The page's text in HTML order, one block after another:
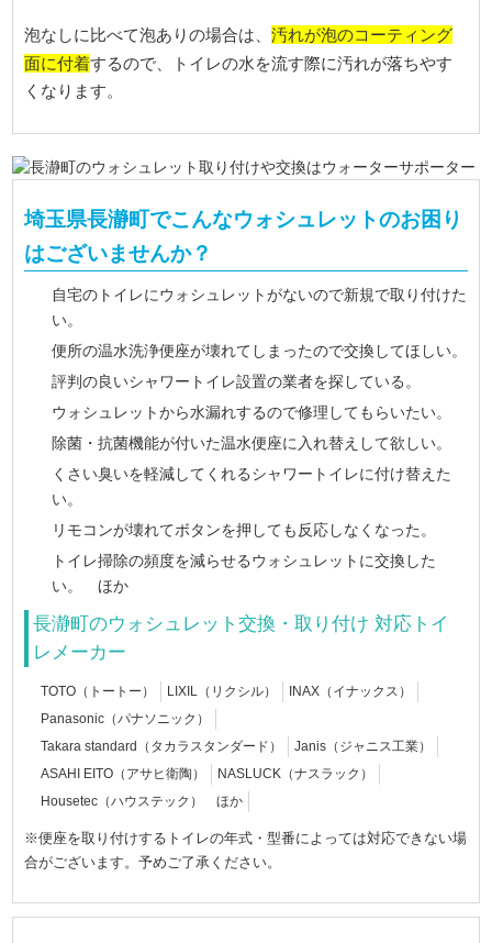
泡なしに比べて泡ありの場合は、汚れが泡のコーティング
面に付着するので、トイレの水を流す際に汚れが落ちやす
くなります。
埼玉県長瀞町でこんなウォシュレットのお困り
はございませんか？
自宅のトイレにウォシュレットがないので新規で取り付けた
い。
便所の温水洗浄便座が壊れてしまったので交換してほしい。
評判の良いシャワートイレ設置の業者を探している。
ウォシュレットから水漏れするので修理してもらいたい。
除菌・抗菌機能が付いた温水便座に入れ替えして欲しい。
くさい臭いを軽減してくれるシャワートイレに付け替えた
い。
リモコンが壊れてボタンを押しても反応しなくなった。
トイレ掃除の頻度を減らせるウォシュレットに交換した
い。 ほか
長瀞町のウォシュレット交換・取り付け 対応トイ
レメーカー
TOTO（トートー） LIXIL（リクシル）
INAX（イナックス）
Panasonic（パナソニック）
Takara standard（タカラスタンダード）
Janis（ジャニス工業）
ASAHI EITO（アサヒ衛陶）
NASLUCK（ナスラック）
Housetec（ハウステック） ほか
※便座を取り付けするトイレの年式・型番によっては対応できない場
合がございます。予めご了承ください。